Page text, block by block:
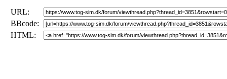
URL:
BBcode:
HTML: